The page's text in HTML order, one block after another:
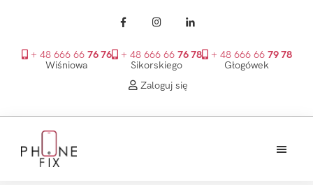
+ 48 666 66 76 76
Wiśniowa
+ 48 666 66 76 78
Sikorskiego
+ 48 666 66 79 78
Głogówek
Zaloguj się
głównego